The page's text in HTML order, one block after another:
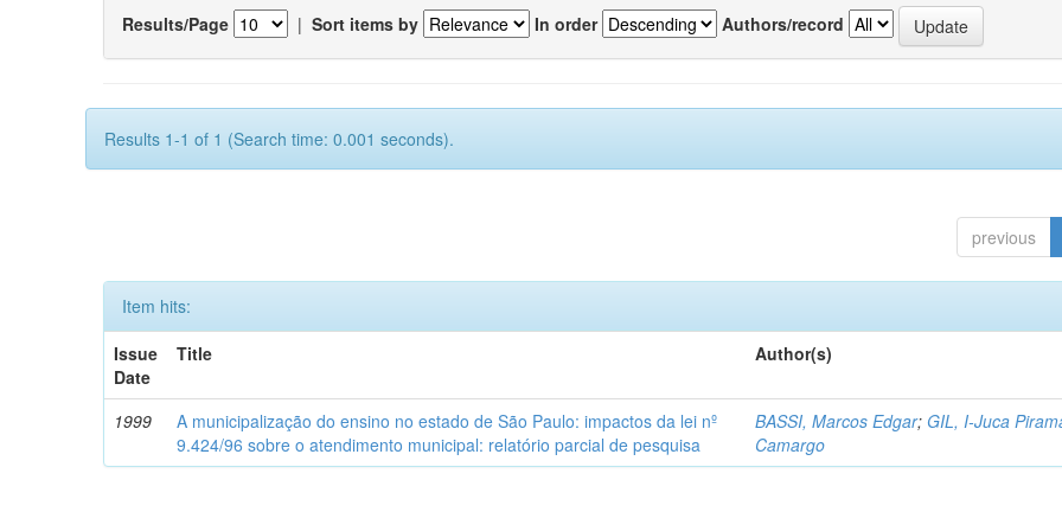
Results/Page | Sort items by In order Authors/record
Results 1-1 of 1 (Search time: 0.001 seconds).
previous
Item hits:
Issue
Date
Title Author(s)
1999
A municipalização do ensino no estado de São Paulo: impactos da lei nº
9.424/96 sobre o atendimento municipal: relatório parcial de pesquisa
BASSI, Marcos Edgar; GIL, I-Juca
Camargo